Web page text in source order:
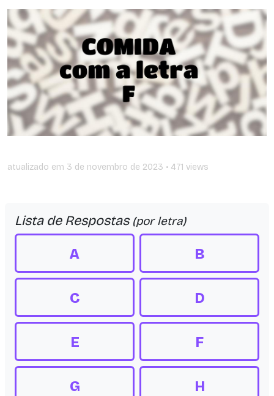
atualizado em 3 de novembro de 2023 • 471 views
Lista de Respostas (por letra)
A B
C D
E F
G H